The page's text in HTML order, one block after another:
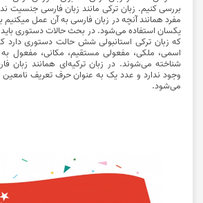
بررسی کنیم. زبان ترکی مانند زبان فارسی
مفرد همانند آنچه در زبان فارسی به آن عمل میکنیم
یکسان استفاده می‌شود. در بحث حالات دستوری
که زبان ترکی استانبولی شش حالت دستوری دارد
اسمی، ملکی، مفعولی مستقیم، مکانی، مفعول
شناخته می‌شوند. در زبان ترکیه‌ای همانند زبان
وجود ندارد و عدد یک به عنوان حرف تعریف
می‌شود.